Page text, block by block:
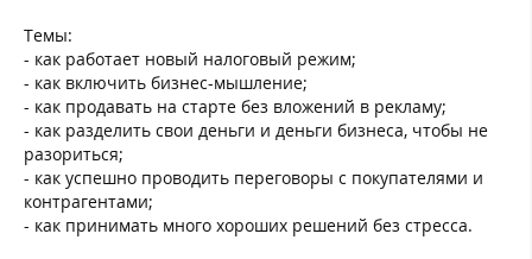
Темы:
- как работает новый налоговый режим;
- как включить бизнес-мышление;
- как продавать на старте без вложений в рекламу;
- как разделить свои деньги и деньги бизнеса, чтобы не
разориться;
- как успешно проводить переговоры с покупателями и
контрагентами;
- как принимать много хороших решений без стресса.